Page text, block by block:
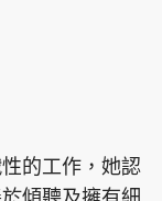
的工作，她認